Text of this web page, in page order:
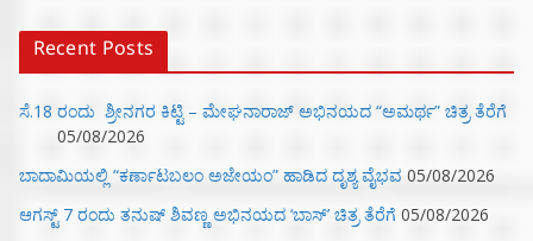
Recent Posts
ಸೆ.18 ರಂದು ಶ್ರೀನಗರ ಕಿಟ್ಟಿ – ಮೇಘನಾರಾಜ್ ಅಭಿನಯದ “ಅಮರ್ಥ” ಚಿತ್ರ ತೆರೆಗೆ
05/08/2026
ಬಾದಾಮಿಯಲ್ಲಿ “ಕರ್ಣಾಟಬಲಂ ಅಜೇಯಂ” ಹಾಡಿದ ದೃಶ್ಯ ವೈಭವ 05/08/2026
ಆಗಸ್ಟ್ 7 ರಂದು ತನುಷ್ ಶಿವಣ್ಣ ಅಭಿನಯದ ‘ಬಾಸ್’ ಚಿತ್ರ ತೆರೆಗೆ 05/08/2026